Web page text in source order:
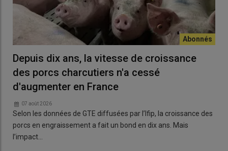
Depuis dix ans, la vitesse de croissance
des porcs charcutiers n'a cessé
d'augmenter en France
07 août 2026
Selon les données de GTE diffusées par l’Ifip, la croissance des
porcs en engraissement a fait un bond en dix ans. Mais
l’impact…